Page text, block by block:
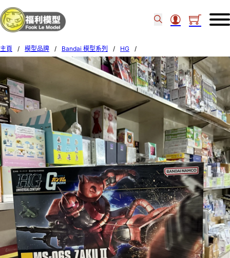
主頁 / 模型品牌 / Bandai 模型系列 / HG
/
Bandai 1/144 HG #234 MS-06S ZAKU II 604538